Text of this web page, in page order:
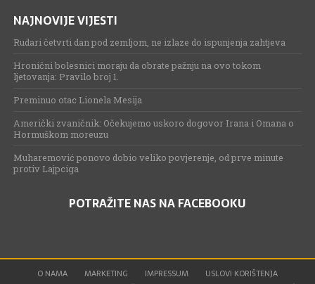
NAJNOVIJE VIJESTI
Rudari četvrti dan pod zemljom, ne izlaze do ispunjenja zahtjeva
Hronični bolesnici moraju da obrate pažnju na ovo tokom
ljetovanja: Pravilo broj 1.
Preminuo otac Lionela Mesija
Američki zvaničnik: Očekujemo uskoro dogovor Irana i Omana o
Hormuškom moreuzu
Muharemović ponovo dobio veliko povjerenje, od prve minute
protiv Lajpciga
POTRAŽITE NAS NA FACEBOOKU
O NAMA MARKETING IMPRESSUM
USLOVI KORIŠTENJA